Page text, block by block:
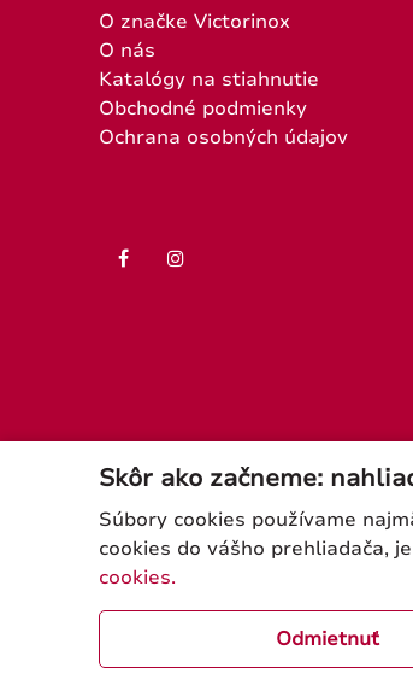
O značke Victorinox
O nás
Katalógy na stiahnutie
Obchodné podmienky
Ochrana osobných údajov
Skôr ako začneme:
Súbory cookies používame
cookies do vášho prehliadača,
cookies.
Odmietnuť